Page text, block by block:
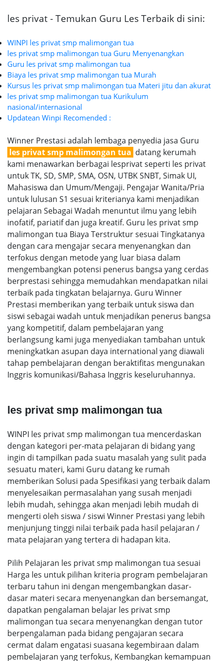
les privat - Temukan Guru Les Terbaik di sini:
WINPI les privat smp malimongan tua
les privat smp malimongan tua Guru Menyenangkan
Guru les privat smp malimongan tua
Biaya les privat smp malimongan tua Murah
Kursus les privat smp malimongan tua Materi jitu dan akurat
les privat smp malimongan tua Kurikulum
nasional/internasional
Updatean Winpi Recomended :
Winner Prestasi adalah lembaga penyedia jasa Guru
les privat smp malimongan tua datang kerumah
kami menawarkan berbagai lesprivat seperti les privat
untuk TK, SD, SMP, SMA, OSN, UTBK SNBT, Simak UI,
Mahasiswa dan Umum/Mengaji. Pengajar Wanita/Pria
untuk lulusan S1 sesuai kriterianya kami menjadikan
pelajaran Sebagai Wadah menuntut ilmu yang lebih
inofatif, pariatif dan juga kreatif. Guru les privat smp
malimongan tua Biaya Terstruktur sesuai Tingkatanya
dengan cara mengajar secara menyenangkan dan
terfokus dengan metode yang luar biasa dalam
mengembangkan potensi penerus bangsa yang cerdas
berprestasi sehingga memudahkan mendapatkan nilai
terbaik pada tingkatan belajarnya. Guru Winner
Prestasi memberikan yang terbaik untuk siswa dan
siswi sebagai wadah untuk menjadikan penerus bangsa
yang kompetitif, dalam pembelajaran yang
berlangsung kami juga menyediakan tambahan untuk
meningkatkan asupan daya international yang diawali
tahap pembelajaran dengan beraktifitas mengunakan
Inggris komunikasi/Bahasa Inggris keseluruhannya.
les privat smp malimongan tua
WINPI les privat smp malimongan tua mencerdaskan
dengan kategori per-mata pelajaran di bidang yang
ingin di tampilkan pada suatu masalah yang sulit pada
sesuatu materi, kami Guru datang ke rumah
memberikan Solusi pada Spesifikasi yang terbaik dalam
menyelesaikan permasalahan yang susah menjadi
lebih mudah, sehingga akan menjadi lebih mudah di
mengerti oleh siswa / siswi Winner Prestasi yang lebih
menjunjung tinggi nilai terbaik pada hasil pelajaran /
mata pelajaran yang tertera di hadapan kita.
Pilih Pelajaran les privat smp malimongan tua sesuai
Harga les untuk pilihan kriteria program pembelajaran
terbaru tahun ini dengan mengembangkan dasar-
dasar materi secara menyenangkan dan bersemangat,
dapatkan pengalaman belajar les privat smp
malimongan tua secara menyenangkan dengan tutor
berpengalaman pada bidang pengajaran secara
cermat dalam engatasi suasana kegembiraan dalam
pembelajaran yang terfokus, Kembangkan kemampuan